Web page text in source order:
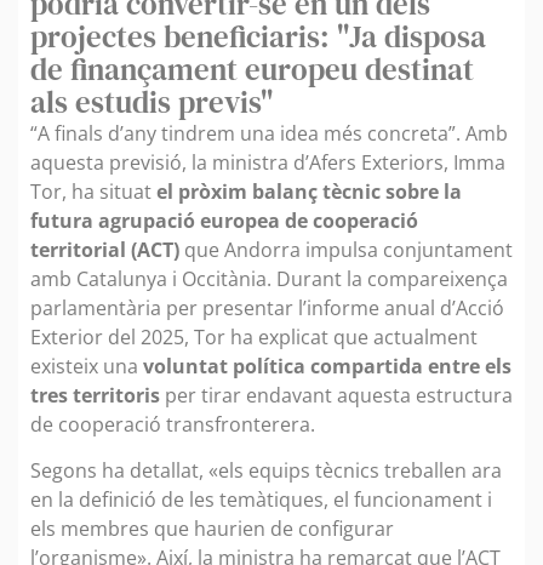
projectes beneficiaris: "Ja disposa
de finançament europeu destinat
als estudis previs"
“A finals d’any tindrem una idea més concreta”. Amb
aquesta previsió, la ministra d’Afers Exteriors, Imma
Tor, ha situatel pròxim balanç tècnic sobre la
futura agrupació europea de cooperació
territorial (ACT) que Andorra impulsa conjuntament
amb Catalunya i Occitània. Durant la compareixença
parlamentària per presentar l’informe anual d’Acció
Exterior del 2025, Tor ha explicat que actualment
existeix una voluntat política compartida entre els
tres territoris per tirar endavant aquesta estructura
de cooperació transfronterera.
Segons ha detallat, «els equips tècnics treballen ara
en la definició de les temàtiques, el funcionament i
els membres que haurien de configurar
l’organisme». Així, la ministra ha remarcat que l’ACT